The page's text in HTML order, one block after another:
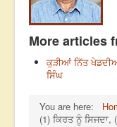
More articles
ਕੁੜੀਆਂ ਨਿੱਤ
ਸਿੰਘ
You are here:
(1) ਕਿਰਤ ਨੂੰ